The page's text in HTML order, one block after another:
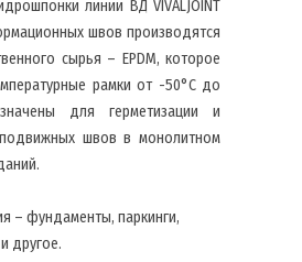
линии ВД VIVALJOINT
швов производятся
сырья – EPDM, которое
рамки от -50°C до
для герметизации и
швов в монолитном
– фундаменты, паркинги,
другое.